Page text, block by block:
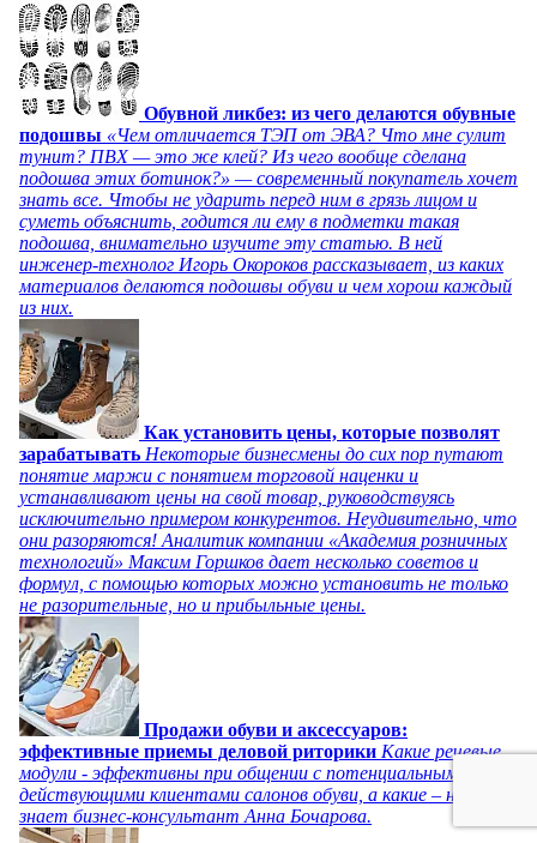
Обувной ликбез: из чего делаются обувные
подошвы «Чем отличается ТЭП от ЭВА? Что мне сулит
тунит? ПВХ — это же клей? Из чего вообще сделана
подошва этих ботинок?» — современный покупатель хочет
знать все. Чтобы не ударить перед ним в грязь лицом и
суметь объяснить, годится ли ему в подметки такая
подошва, внимательно изучите эту статью. В ней
инженер-технолог Игорь Окороков рассказывает, из каких
материалов делаются подошвы обуви и чем хорош каждый
из них.
Как установить цены, которые позволят
зарабатывать Некоторые бизнесмены до сих пор путают
понятие маржи с понятием торговой наценки и
устанавливают цены на свой товар, руководствуясь
исключительно примером конкурентов. Неудивительно, что
они разоряются! Аналитик компании «Академия розничных
технологий» Максим Горшков дает несколько советов и
формул, с помощью которых можно установить не только
не разорительные, но и прибыльные цены.
Продажи обуви и аксессуаров:
эффективные приемы деловой риторики Какие речевые
модули - эффективны при общении с потенциальными и
действующими клиентами салонов обуви, а какие – нет,
знает бизнес-консультант Анна Бочарова.